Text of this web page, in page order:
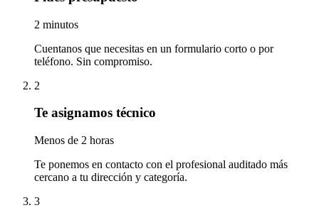
2 minutos
Cuentanos que necesitas en un formulario corto o por
teléfono. Sin compromiso.
2
Te asignamos técnico
Menos de 2 horas
Te ponemos en contacto con el profesional auditado más
cercano a tu dirección y categoría.
3